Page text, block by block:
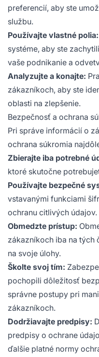
preferencií, aby ste
službu.
Používajte vlastné polia:
systéme, aby ste
vaše podnikanie a
Analyzujte a konajte:
zákazníkoch, aby ste
oblasti na zlepšenie.
Bezpečnosť a ochrana
Pri správe informácií o
ochrana súkromia
Zbierajte iba potrebné
ktoré skutočne
Používajte bezpečné
vstavanými funkciami
ochranu citlivých údajov.
Obmedzte prístup:
zákazníkoch iba na tých
na svoje úlohy.
Školte svoj tím:
pochopili dôležitosť
správne postupy pri
zákazníkoch.
Dodržiavajte predpisy:
predpisy o ochrane
ďalšie platné normy